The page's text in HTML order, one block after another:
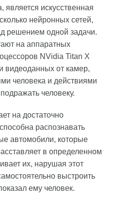
является искусственная
нейронных сетей,
решением одной задачи.
на аппаратных
NVidia Titan X
видеоданных от камер,
человека и действиями
человеку.
на достаточно
распознавать
автомобили, которые
в определенном
их, нарушая этот
выстроить
ему человек.